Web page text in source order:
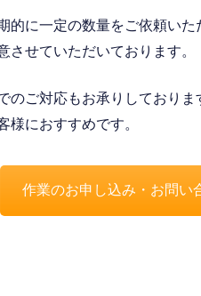
的に一定の数量をご依頼い
させていただいております。
のご対応もお承りしており
におすすめです。
作業のお申し込み・お問い